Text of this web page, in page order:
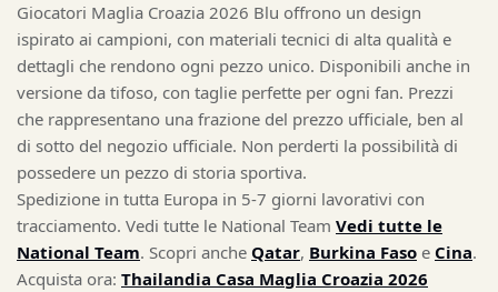
Giocatori Maglia Croazia 2026 Blu offrono un design
ispirato ai campioni, con materiali tecnici di alta qualità e
dettagli che rendono ogni pezzo unico. Disponibili anche in
versione da tifoso, con taglie perfette per ogni fan. Prezzi
che rappresentano una frazione del prezzo ufficiale, ben al
di sotto del negozio ufficiale. Non perderti la possibilità di
possedere un pezzo di storia sportiva.
Spedizione in tutta Europa in 5-7 giorni lavorativi con
tracciamento. Vedi tutte le National Team Vedi tutte le
National Team. Scopri anche Qatar, Burkina Faso e Cina.
Acquista ora: Thailandia Casa Maglia Croazia 2026